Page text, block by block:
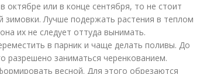
октябре или в конце сентября, то не стоит
зимовки. Лучше подержать растения в теплом
их не следует оттуда вынимать.
в парник и чаще делать поливы. До
разрешено заниматься черенкованием.
весной. Для этого обрезаются